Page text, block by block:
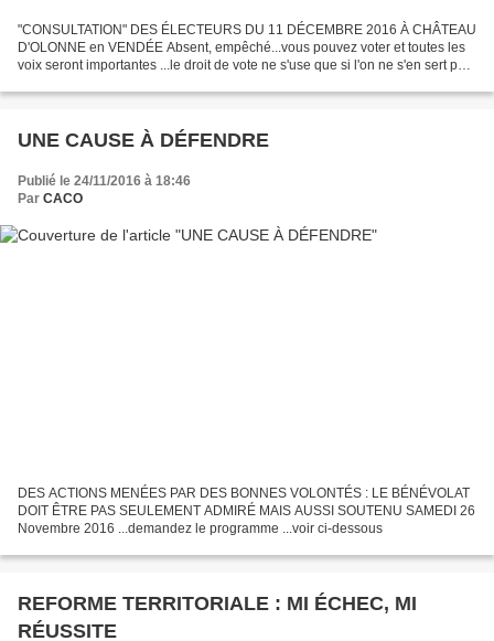
"CONSULTATION" DES ÉLECTEURS DU 11 DÉCEMBRE 2016 À CHÂTEAU
D'OLONNE en VENDÉE Absent, empêché...vous pouvez voter et toutes les
voix seront importantes ...le droit de vote ne s'use que si l'on ne s'en sert pas
http://www.interieur.gouv.fr/Elections/Comment-voter/Le-vote-par-
UNE CAUSE À DÉFENDRE
Publié le 24/11/2016 à 18:46
Par CACO
DES ACTIONS MENÉES PAR DES BONNES VOLONTÉS : LE BÉNÉVOLAT
DOIT ÊTRE PAS SEULEMENT ADMIRÉ MAIS AUSSI SOUTENU SAMEDI 26
Novembre 2016 ...demandez le programme ...voir ci-dessous
REFORME TERRITORIALE : MI ÉCHEC, MI
RÉUSSITE